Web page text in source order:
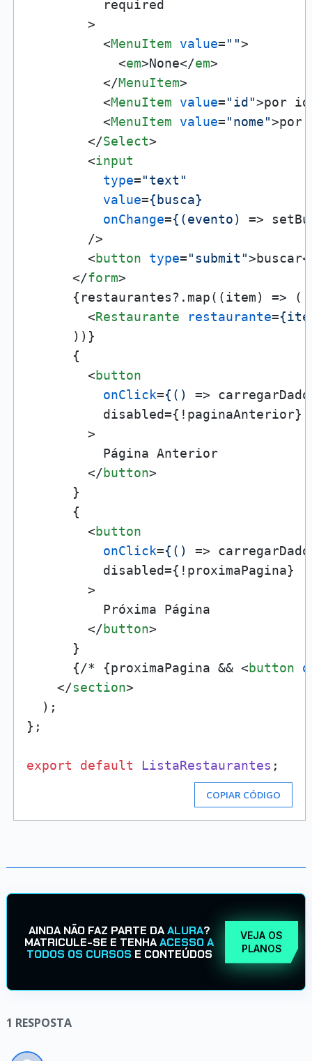
          required
        >
<MenuItem value="">
<em>None</em>
</MenuItem>
<MenuItem value="id">por id
<MenuItem value="nome">por
</Select>
<input
type="text"
value={busca}
onChange={(evento) =>
        />
<button type="submit">buscar
</form>
      {restaurantes?.map((item) => (
<Restaurante restaurante=
      ))}
      {
<button
onClick={() =>
          disabled={!paginaAnterior}
        >
          Página Anterior
</button>
      }
      {
<button
onClick={() =>
          disabled={!proximaPagina}
        >
          Próxima Página
</button>
      }
      {/* {proximaPagina &&
<button
</section>
  );
};
export default ListaRestaurantes
COPIAR CÓDIGO
AINDA NÃO FAZ PARTE DAALURA?
MATRICULE-SE E TENHAACESSO A
TODOS OS CURSOS E CONTEÚDOS
VEJA OS
PLANOS
1 RESPOSTA